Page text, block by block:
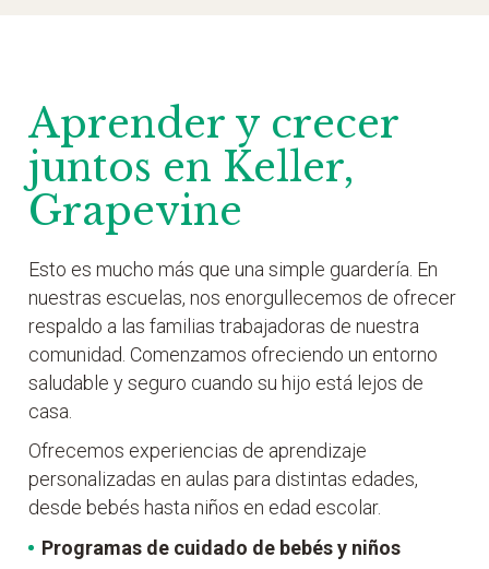
Aprender y crecer
juntos en Keller,
Grapevine
Esto es mucho más que una simple guardería. En
nuestras escuelas, nos enorgullecemos de ofrecer
respaldo a las familias trabajadoras de nuestra
comunidad. Comenzamos ofreciendo un entorno
saludable y seguro cuando su hijo está lejos de
casa.
Ofrecemos experiencias de aprendizaje
personalizadas en aulas para distintas edades,
desde bebés hasta niños en edad escolar.
Programas de cuidado de bebés y niños